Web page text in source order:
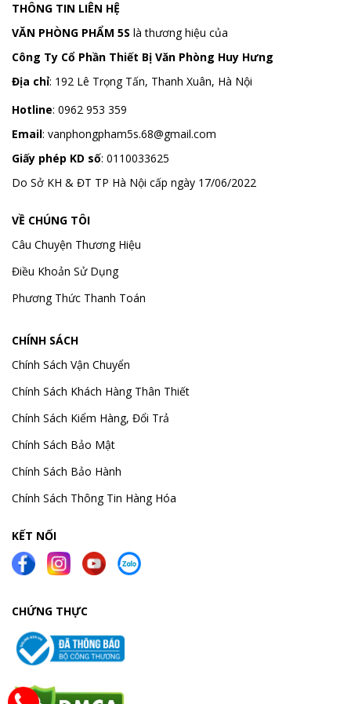
THÔNG TIN LIÊN HỆ
VĂN PHÒNG PHẨM 5S là thương hiệu của
Công Ty Cổ Phần Thiết Bị Văn Phòng Huy Hưng
Địa chỉ: 192 Lê Trọng Tấn, Thanh Xuân, Hà Nội
Hotline: 0962 953 359
Email: vanphongpham5s.68@gmail.com
Giấy phép KD số: 0110033625
Do Sở KH & ĐT TP Hà Nội cấp ngày 17/06/2022
VỀ CHÚNG TÔI
Câu Chuyện Thương Hiệu
Điều Khoản Sử Dụng
Phương Thức Thanh Toán
CHÍNH SÁCH
Chính Sách Vận Chuyển
Chính Sách Khách Hàng Thân Thiết
Chính Sách Kiểm Hàng, Đổi Trả
Chính Sách Bảo Mật
Chính Sách Bảo Hành
Chính Sách Thông Tin Hàng Hóa
KẾT NỐI
CHỨNG THỰC